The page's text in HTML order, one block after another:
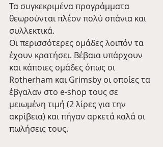
Τα συγκεκριμένα προγράμματα
θεωρούνται πλέον πολύ σπάνια και
συλλεκτικά.
Οι περισσότερες ομάδες λοιπόν τα
έχουν κρατήσει. Βέβαια υπάρχουν
και κάποιες ομάδες όπως οι
Rotherham και Grimsby οι οποίες τα
έβγαλαν στο e-shop τους σε
μειωμένη τιμή (2 λίρες για την
ακρίβεια) και πήγαν αρκετά καλά οι
πωλήσεις τους.